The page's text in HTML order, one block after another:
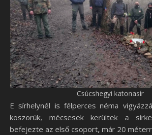
Csúcshegyi katonasír
E sírhelynél is félperces néma
koszorúk, mécsesek kerültek a
befejezte az első csoport, már 20